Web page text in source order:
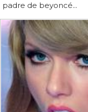
padre de beyoncé...